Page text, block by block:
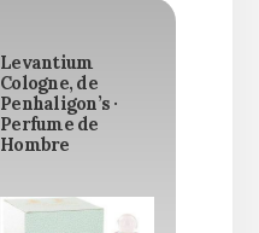
Levantium
Cologne, de
Penhaligon’s ·
Perfume de
Hombre